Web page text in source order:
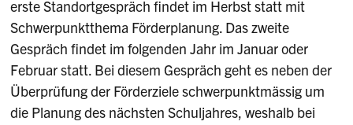
erste Standortgespräch findet im Herbst statt mit
Schwerpunktthema Förderplanung. Das zweite
Gespräch findet im folgenden Jahr im Januar oder
Februar statt. Bei diesem Gespräch geht es neben der
Überprüfung der Förderziele schwerpunktmässig um
die Planung des nächsten Schuljahres, weshalb bei